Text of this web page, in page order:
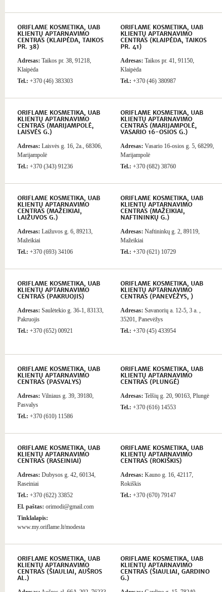
ORIFLAME KOSMETIKA, UAB
KLIENTŲ APTARNAVIMO
CENTRAS (KLAIPĖDA, TAIKOS
PR. 38)
Adresas: Taikos pr. 38, 91218,
Klaipėda
Tel.: +370 (46) 383303
ORIFLAME KOSMETIKA, UAB
KLIENTŲ APTARNAVIMO
CENTRAS (KLAIPĖDA, TAIKOS
PR. 41)
Adresas: Taikos pr. 41, 91150,
Klaipėda
Tel.: +370 (46) 380987
ORIFLAME KOSMETIKA, UAB
KLIENTŲ APTARNAVIMO
CENTRAS (MARIJAMPOLĖ,
LAISVĖS G.)
Adresas: Laisvės g. 16, 2a., 68306,
Marijampolė
Tel.: +370 (343) 91236
ORIFLAME KOSMETIKA, UAB
KLIENTŲ APTARNAVIMO
CENTRAS (MARIJAMPOLĖ,
VASARIO 16-OSIOS G.)
Adresas: Vasario 16-osios g. 5, 68299,
Marijampolė
Tel.: +370 (682) 38760
ORIFLAME KOSMETIKA, UAB
KLIENTŲ APTARNAVIMO
CENTRAS (MAŽEIKIAI,
LAIŽUVOS G.)
Adresas: Laižuvos g. 6, 89213,
Mažeikiai
Tel.: +370 (693) 34106
ORIFLAME KOSMETIKA, UAB
KLIENTŲ APTARNAVIMO
CENTRAS (MAŽEIKIAI,
NAFTININKŲ G.)
Adresas: Naftininkų g. 2, 89119,
Mažeikiai
Tel.: +370 (621) 10729
ORIFLAME KOSMETIKA, UAB
KLIENTŲ APTARNAVIMO
CENTRAS (PAKRUOJIS)
Adresas: Saulėtekio g. 36-1, 83133,
Pakruojis
Tel.: +370 (652) 00921
ORIFLAME KOSMETIKA, UAB
KLIENTŲ APTARNAVIMO
CENTRAS (PANEVĖŽYS, )
Adresas: Savanorių a. 12-5, 3 a. ,
35201, Panevėžys
Tel.: +370 (45) 433954
ORIFLAME KOSMETIKA, UAB
KLIENTŲ APTARNAVIMO
CENTRAS (PASVALYS)
Adresas: Vilniaus g. 39, 39180,
Pasvalys
Tel.: +370 (610) 11586
ORIFLAME KOSMETIKA, UAB
KLIENTŲ APTARNAVIMO
CENTRAS (PLUNGĖ)
Adresas: Telšių g. 20, 90163, Plungė
Tel.: +370 (616) 14553
ORIFLAME KOSMETIKA, UAB
KLIENTŲ APTARNAVIMO
CENTRAS (RASEINIAI)
Adresas: Dubysos g. 42, 60134,
Raseiniai
Tel.: +370 (622) 33852
El. paštas: orimodi@gmail.com
Tinklalapis:
www.my.oriflame.lt/modesta
ORIFLAME KOSMETIKA, UAB
KLIENTŲ APTARNAVIMO
CENTRAS (ROKIŠKIS)
Adresas: Kauno g. 16, 42117,
Rokiškis
Tel.: +370 (670) 79147
ORIFLAME KOSMETIKA, UAB
KLIENTŲ APTARNAVIMO
CENTRAS (ŠIAULIAI, AUŠROS
AL.)
ORIFLAME KOSMETIKA, UAB
KLIENTŲ APTARNAVIMO
CENTRAS (ŠIAULIAI, GARDINO
G.)